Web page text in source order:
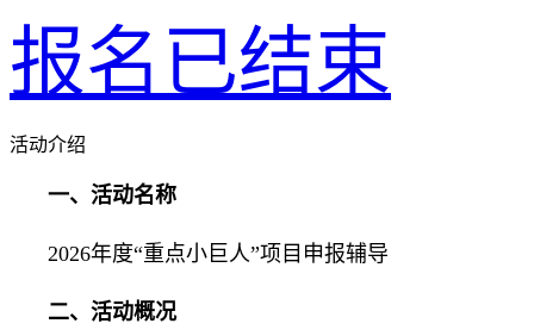
报名已结束
活动介绍
一、活动名称
2026年度“重点小巨人”项目申报辅导
二、活动概况